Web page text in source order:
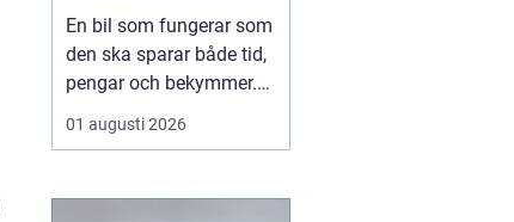
trygg och hållbar
bilvardag
En bil som fungerar som
den ska sparar både tid,
pengar och bekymmer.
För många förare blir
servicefrågan ändå
tills en varningslampa
01 augusti 2026